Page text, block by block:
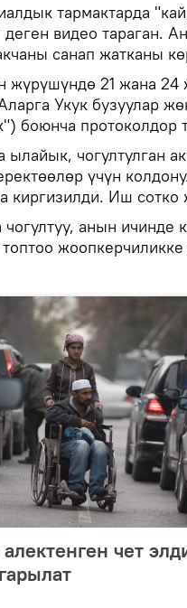
тармактарда
видео тараган.
санап жатканы
жүрүшүндө 21 жана 24
Укук бузуулар
боюнча протоколдор
чогултулган
үчүн
киргизилди. Иш сотко
анын ичинде
чет